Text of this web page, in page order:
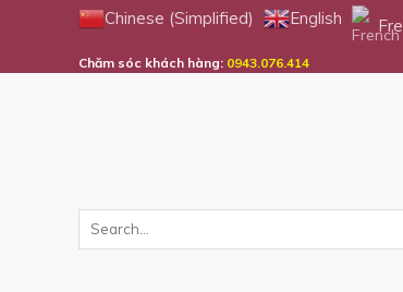
Chinese (Simplified) English
Chăm sóc khách hàng: 0943.076.414